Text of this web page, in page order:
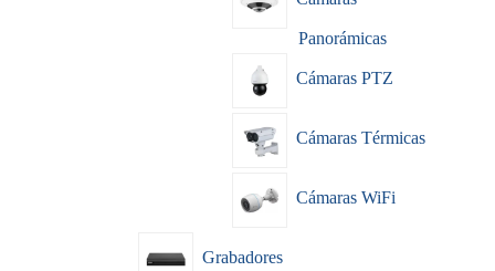
Panorámicas
Cámaras PTZ
Cámaras Térmicas
Cámaras WiFi
Grabadores